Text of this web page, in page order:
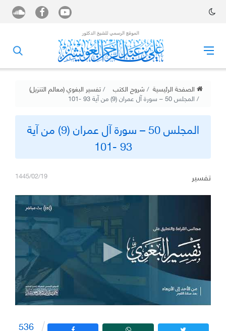
الصفحة الرئيسية شروح الكتب تفسير البغوي (معالم التنزيل)
المجلس 50 – سورة آل عمران (9) من آية 93 -101
المجلس 50 – سورة آل عمران (9) من آية
93 -101
1445/02/19 تفسير
536